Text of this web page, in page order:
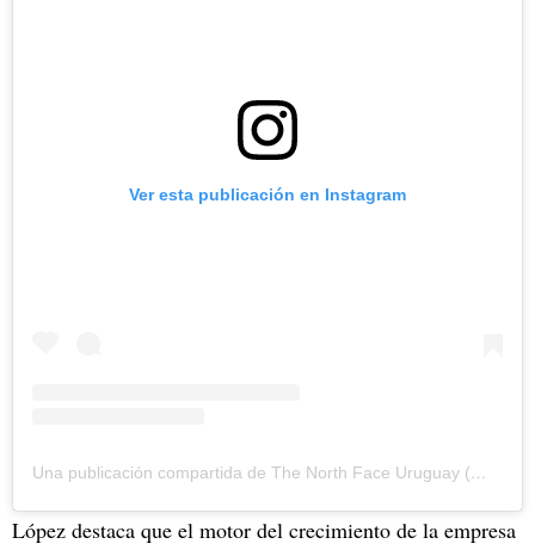
Ver esta publicación en Instagram
Una publicación compartida de The North Face Uruguay (@thenorthfaceuruguay)
López destaca que el motor del crecimiento de la empresa